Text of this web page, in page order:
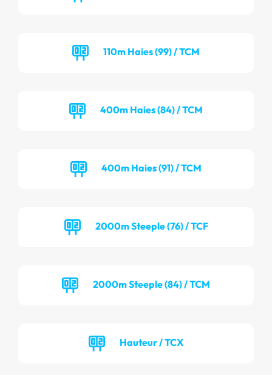
110m Haies (99) / TCM
400m Haies (84) / TCM
400m Haies (91) / TCM
2000m Steeple (76) / TCF
2000m Steeple (84) / TCM
Hauteur / TCX